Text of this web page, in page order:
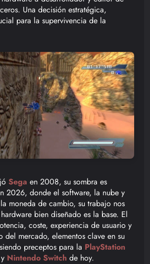
Una decisión estratégica,
para la supervivencia de la
Sega en 2008, su sombra es
2026, donde el software, la nube y
moneda de cambio, su trabajo nos
bien diseñado es la base. El
coste, experiencia de usuario y
mercado, elementos clave en su
preceptos para la PlayStation
y Nintendo Switch de hoy.